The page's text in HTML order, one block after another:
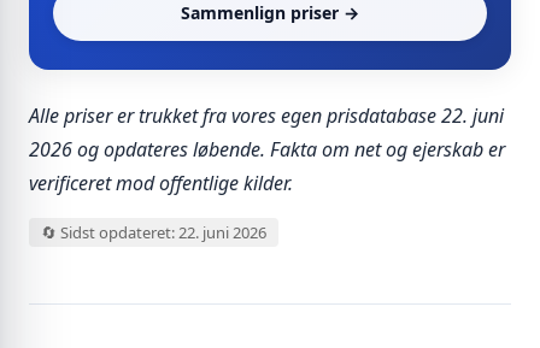
Sammenlign priser →
Alle priser er trukket fra vores egen prisdatabase 22. juni
2026 og opdateres løbende. Fakta om net og ejerskab er
verificeret mod offentlige kilder.
🔄 Sidst opdateret: 22. juni 2026